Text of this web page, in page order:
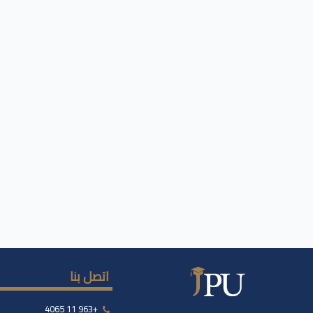
اتصل بنا
+963 11 4065